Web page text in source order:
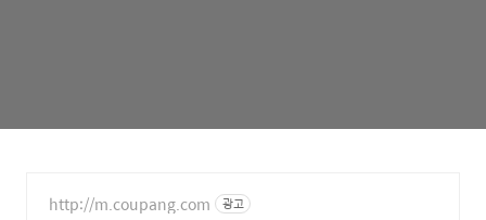
http://m.coupang.com 광고